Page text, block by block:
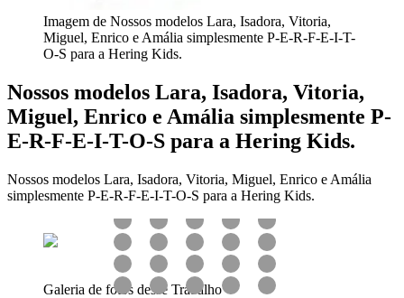
Imagem de Nossos modelos Lara, Isadora, Vitoria,
Miguel, Enrico e Amália simplesmente P-E-R-F-E-I-T-
O-S para a Hering Kids.
Nossos modelos Lara, Isadora, Vitoria,
Miguel, Enrico e Amália simplesmente P-
E-R-F-E-I-T-O-S para a Hering Kids.
Nossos modelos Lara, Isadora, Vitoria, Miguel, Enrico e Amália
simplesmente P-E-R-F-E-I-T-O-S para a Hering Kids.
Galeria de fotos desse Trabalho